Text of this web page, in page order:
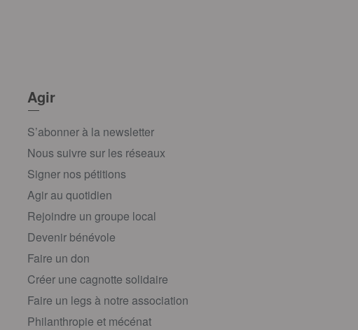
Agir
S’abonner à la newsletter
Nous suivre sur les réseaux
Signer nos pétitions
Agir au quotidien
Rejoindre un groupe local
Devenir bénévole
Faire un don
Créer une cagnotte solidaire
Faire un legs à notre association
Philanthropie et mécénat